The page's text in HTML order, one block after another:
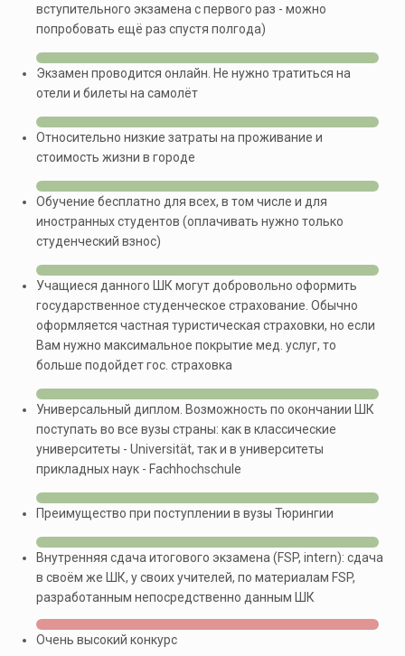
вступительного экзамена с первого раз - можно
попробовать ещё раз спустя полгода)
Экзамен проводится онлайн. Не нужно тратиться на
отели и билеты на самолёт
Относительно низкие затраты на проживание и
стоимость жизни в городе
Обучение бесплатно для всех, в том числе и для
иностранных студентов (оплачивать нужно только
студенческий взнос)
Учащиеся данного ШК могут добровольно оформить
государственное студенческое страхование. Обычно
оформляется частная туристическая страховки, но если
Вам нужно максимальное покрытие мед. услуг, то
больше подойдет гос. страховка
Универсальный диплом. Возможность по окончании ШК
поступать во все вузы страны: как в классические
университеты - Universität, так и в университеты
прикладных наук - Fachhochschule
Преимущество при поступлении в вузы Тюрингии
Внутренняя сдача итогового экзамена (FSP, intern): сдача
в своём же ШК, у своих учителей, по материалам FSP,
разработанным непосредственно данным ШК
Очень высокий конкурс